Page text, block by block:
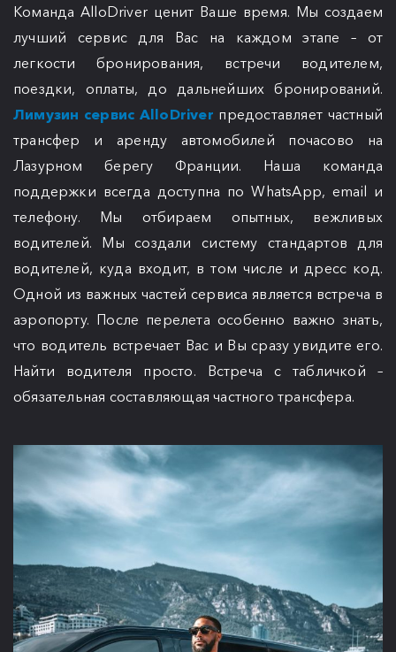
Команда AlloDriver ценит Ваше время. Мы создаем
лучший сервис для Вас на каждом этапе – от
легкости бронирования, встречи водителем,
поездки, оплаты, до дальнейших бронирований.
Лимузин сервис AlloDriver предоставляет частный
трансфер и аренду автомобилей почасово на
Лазурном берегу Франции. Наша команда
поддержки всегда доступна по WhatsApp, email и
телефону. Мы отбираем опытных, вежливых
водителей. Мы создали систему стандартов для
водителей, куда входит, в том числе и дресс код.
Одной из важных частей сервиса является встреча в
аэропорту. После перелета особенно важно знать,
что водитель встречает Вас и Вы сразу увидите его.
Найти водителя просто. Встреча с табличкой –
обязательная составляющая частного трансфера.